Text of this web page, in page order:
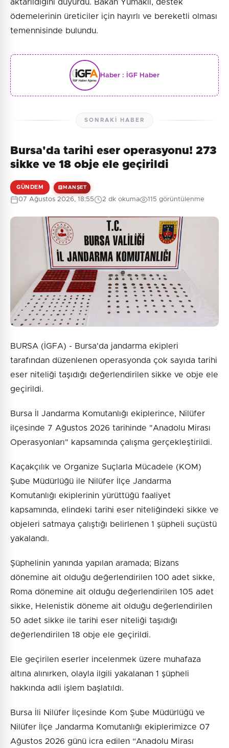
aktarıldığını duyurdu. Bakan Yumaklı, destek
ödemelerinin üreticiler için hayırlı ve bereketli olması
temennisinde bulundu.
Haber : İGF Haber
SONRAKI HABER
Bursa'da tarihi eser operasyonu! 273
sikke ve 18 obje ele geçirildi
GÜNDEM MANŞET
07 Ağustos 2026, 18:55 2 dk okuma 115 görüntülenme
BURSA (İGFA) - Bursa'da jandarma ekipleri
tarafından düzenlenen operasyonda çok sayıda tarihi
eser niteliği taşıdığı değerlendirilen sikke ve obje ele
geçirildi.
Bursa İl Jandarma Komutanlığı ekiplerince, Nilüfer
ilçesinde 7 Ağustos 2026 tarihinde "Anadolu Mirası
Operasyonları" kapsamında çalışma gerçekleştirildi.
Kaçakçılık ve Organize Suçlarla Mücadele (KOM)
Şube Müdürlüğü ile Nilüfer İlçe Jandarma
Komutanlığı ekiplerinin yürüttüğü faaliyet
kapsamında, elindeki tarihi eser niteliğindeki sikke ve
objeleri satmaya çalıştığı belirlenen 1 şüpheli suçüstü
yakalandı.
Şüphelinin yanında yapılan aramada; Bizans
dönemine ait olduğu değerlendirilen 100 adet sikke,
Roma dönemine ait olduğu değerlendirilen 105 adet
sikke, Helenistik döneme ait olduğu değerlendirilen
50 adet sikke ile tarihi eser niteliği taşıdığı
değerlendirilen 18 obje ele geçirildi.
Ele geçirilen eserler incelenmek üzere muhafaza
altına alınırken, olayla ilgili yakalanan 1 şüpheli
hakkında adli işlem başlatıldı.
Bursa İli Nilüfer İlçesinde Kom Şube Müdürlüğü ve
Nilüfer İlçe Jandarma Komutanlığı ekiplerimizce 07
Ağustos 2026 günü icra edilen “Anadolu Mirası